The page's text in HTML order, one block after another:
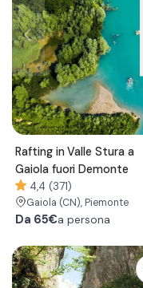
Rafting in Valle Stura a
Gaiola fuori Demonte
4,4 (371)
Gaiola (CN), Piemonte
Da 65€a persona